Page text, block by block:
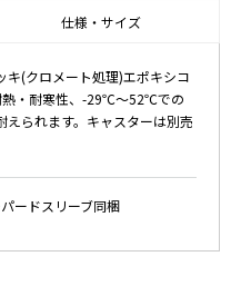
仕様・サイズ
(クロメート処理)エポキシコ
熱・耐寒性、-29℃～52℃での
られます。キャスターは別売
ードスリーブ同梱